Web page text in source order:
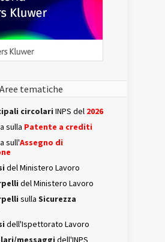
Aree tematiche
circolari INPS del 2026
sulla Patente a crediti
sull'Assegno di
del Ministero Lavoro
del Ministero Lavoro
sulla Sicurezza
dell'Ispettorato Lavoro
messaggi dell'INPS